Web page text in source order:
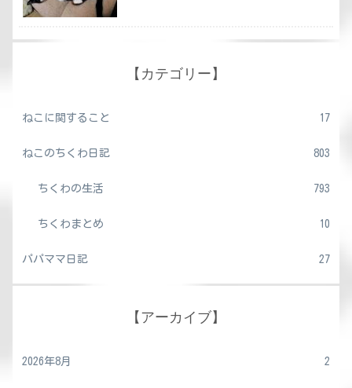
【カテゴリー】
ねこに関すること 17
ねこのちくわ日記 803
ちくわの生活 793
ちくわまとめ 10
パパママ日記 27
【アーカイブ】
2026年8月 2